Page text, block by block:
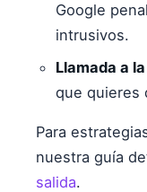
Google
intrusivos.
Llamada a
que quieres
Para
nuestra guía
salida.